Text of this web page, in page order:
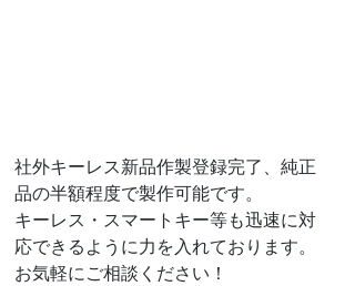
社外キーレス新品作製登録完了、純正
品の半額程度で製作可能です。
キーレス・スマートキー等も迅速に対
応できるように力を入れております。
お気軽にご相談ください！